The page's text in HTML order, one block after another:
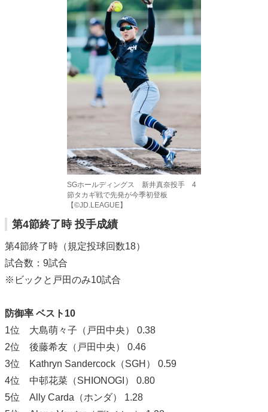
SGホールディングス 新井真奈投手 4
節タカギ戦で先発が今季初登板
【©️JD.LEAGUE】
第4節終了時 投手成績
第4節終了時（規定投球回数18）
試合数：9試合
※ビックと戸田のみ10試合
防御率 ベスト10
1位 大島萌々子（戸田中央） 0.38
2位 後藤希友（戸田中央） 0.46
3位 Kathryn Sandercock（SGH） 0.59
4位 中邨花菜（SHIONOGI） 0.80
5位 Ally Carda（ホンダ） 1.28